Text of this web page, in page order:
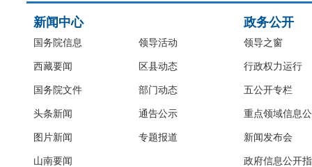
新闻中心
国务院信息
西藏要闻
国务院文件
头条新闻
图片新闻
山南要闻
领导活动
区县动态
部门动态
通告公示
专题报道
政务公开
领导之窗
行政权力运行
五公开专栏
重点领域信息
新闻发布会
政府信息公开